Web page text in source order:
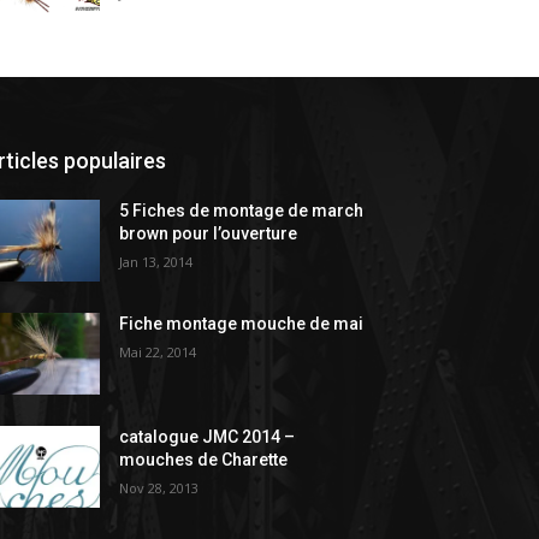
populaires
5 Fiches de montage de march
brown pour l’ouverture
Jan 13, 2014
Fiche montage mouche de mai
Mai 22, 2014
catalogue JMC 2014 –
mouches de Charette
Nov 28, 2013